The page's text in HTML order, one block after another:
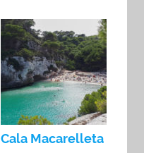
Cala Macarelleta